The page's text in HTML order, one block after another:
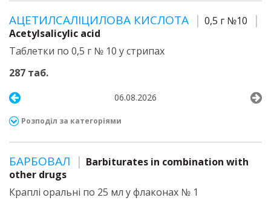
АЦЕТИЛСАЛІЦИЛОВА КИСЛОТА
0,5 г №10
Acetylsalicylic acid
Таблетки по 0,5 г № 10 у стрипах
287 таб.
06.08.2026
Розподіл за категоріями
БАРБОВАЛ
Barbiturates in combination with
other drugs
Краплі оральні по 25 мл у флаконах № 1